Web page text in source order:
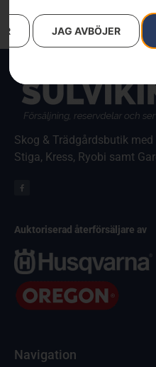
JAG AVBÖJER
Skog & Trädgårdsbutik
Stiga, Kress, Ryobi samt
Auktoriserad återförsäljare av
Navigation